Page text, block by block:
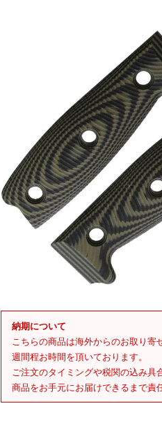
納期について
こちらの商品は海外からのお取り
週間程お時間を頂いております。
ご注文のタイミングや税関の込み具
商品をお手元にお届けできるまで責